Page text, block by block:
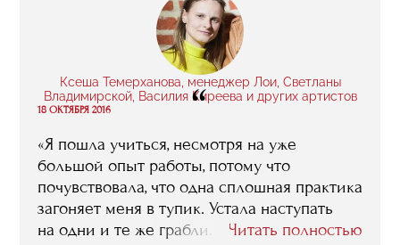
Ксеша Темерханова, менеджер Лои, Светланы
Владимирской, Василия Киреева и других артистов
“
18 ОКТЯБРЯ 2016
«Я пошла учиться, несмотря на уже
большой опыт работы, потому что
почувствовала, что одна сплошная практика
загоняет меня в тупик. Устала наступать
на одни и те же грабли. Нужны были
Читать полностью